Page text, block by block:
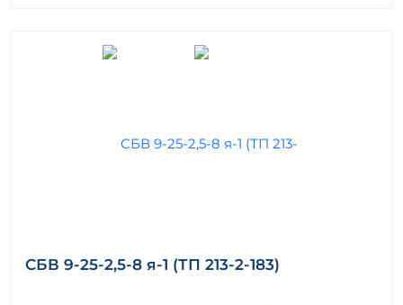
СБВ 9-25-2,5-8 я-1 (ТП 213-2-183)